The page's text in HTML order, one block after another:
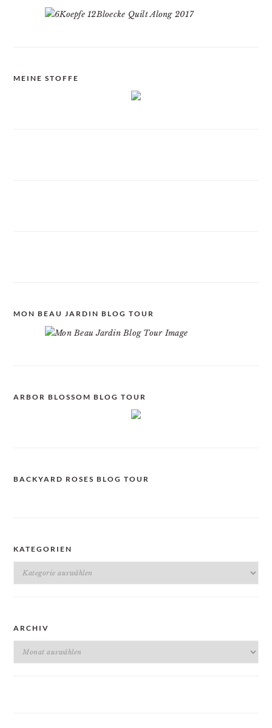
MEINE STOFFE
MON BEAU JARDIN BLOG TOUR
ARBOR BLOSSOM BLOG TOUR
BACKYARD ROSES BLOG TOUR
KATEGORIEN
Kategorien
ARCHIV
Archiv